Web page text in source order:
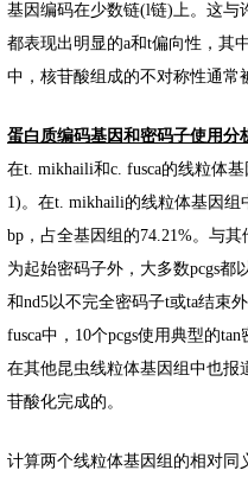
基因编码在少数链(l链)上。这与
都表现出明显的a和t偏向性，其
中，核苷酸组成的不对称性通常
蛋白质编码基因和密码子使用分
在t. mikhaili和c. fusca的线粒体
1)。在t. mikhaili的线粒体基因组
bp，占全基因组的74.21%。与
为起始密码子外，大多数pcgs都
和nd5以不完全密码子t或ta结束
fusca中，10个pcgs使用典型的
在其他昆虫线粒体基因组中也报
苷酸化完成的。
计算两个线粒体基因组的相对同